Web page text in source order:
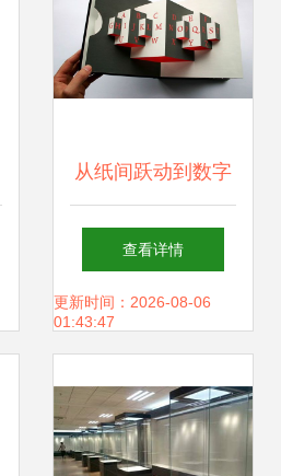
从纸间跃动到数字
空间 创意书籍设计
在网站建设中的动
查看详情
更新时间：2026-08-06
01:43:47